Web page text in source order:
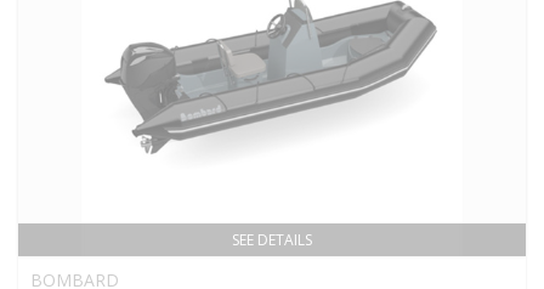
SEE DETAILS
BOMBARD